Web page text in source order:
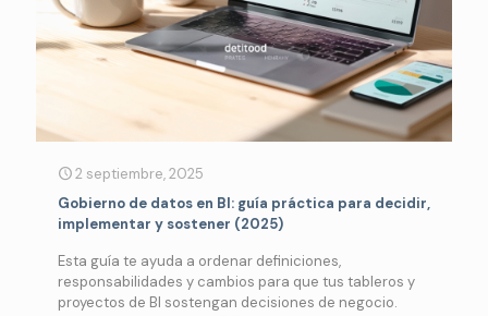
2 septiembre, 2025
Gobierno de datos en BI: guía práctica para decidir,
implementar y sostener (2025)
Esta guía te ayuda a ordenar definiciones,
responsabilidades y cambios para que tus tableros y
proyectos de BI sostengan decisiones de negocio.